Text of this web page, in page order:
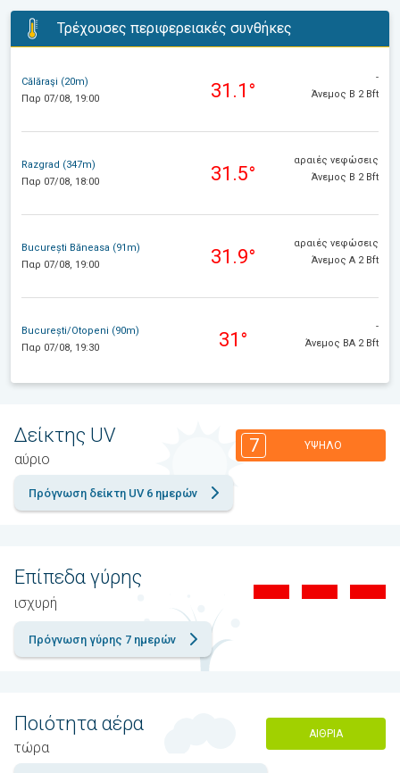
Τρέχουσες περιφερειακές συνθήκες
Călăraşi (20m)
Παρ 07/08, 19:00
31.1°
-
Άνεμος Β 2 Bft
Razgrad (347m)
Παρ 07/08, 18:00
31.5°
αραιές νεφώσεις
Άνεμος Β 2 Bft
București Băneasa (91m)
Παρ 07/08, 19:00
31.9°
αραιές νεφώσεις
Άνεμος Α 2 Bft
București/Otopeni (90m)
Παρ 07/08, 19:30
31°
-
Άνεμος ΒΑ 2 Bft
Δείκτης UV
αύριο
7 ΥΨΗΛΌ
Πρόγνωση δείκτη UV 6 ημερών
Επίπεδα γύρης
ισχυρή
Πρόγνωση γύρης 7 ημερών
Ποιότητα αέρα
τώρα
ΑΊΘΡΙΑ